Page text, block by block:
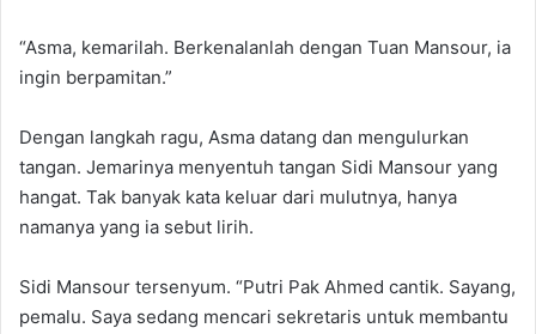
“Asma, kemarilah. Berkenalanlah dengan Tuan Mansour, ia
ingin berpamitan.”
Dengan langkah ragu, Asma datang dan mengulurkan
tangan. Jemarinya menyentuh tangan Sidi Mansour yang
hangat. Tak banyak kata keluar dari mulutnya, hanya
namanya yang ia sebut lirih.
Sidi Mansour tersenyum. “Putri Pak Ahmed cantik. Sayang,
pemalu. Saya sedang mencari sekretaris untuk membantu